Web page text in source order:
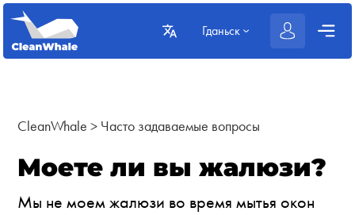
Гданьск
CleanWhale > Часто задаваемые вопросы
Моете ли вы жалюзи?
Мы не моем жалюзи во время мытья окон